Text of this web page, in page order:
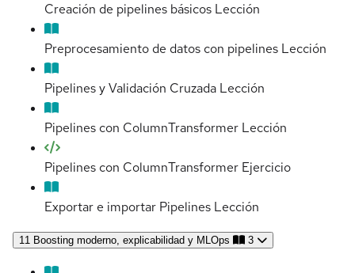
Creación de pipelines básicos Lección
Preprocesamiento de datos con pipelines Lección
Pipelines y Validación Cruzada Lección
Pipelines con ColumnTransformer Lección
Pipelines con ColumnTransformer Ejercicio
Exportar e importar Pipelines Lección
11 Boosting moderno, explicabilidad y MLOps 3